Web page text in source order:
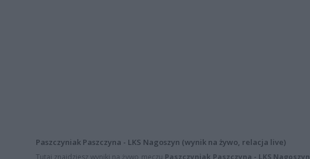
Paszczyniak Paszczyna - LKS Nagoszyn (wynik na żywo, relacja live)
Tutaj znajdziesz wyniki na żywo meczu Paszczyniak Paszczyna - LKS Nagoszyn